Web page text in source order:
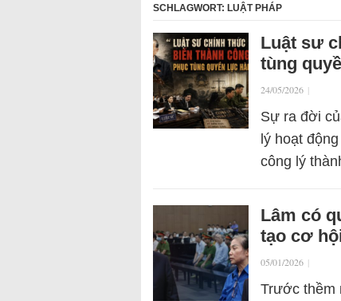
SCHLAGWORT: LUẬT PHÁP
Luật sư
tùng
24/05/2026 |
Sự ra đời
lý hoạt
công lý
Lâm có
tạo cơ
05/01/2026 |
Trước thềm